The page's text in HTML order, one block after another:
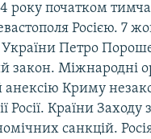
року початком
Росією. 7
Петро
закон. Міжнародні
анексію Криму
Росії. Країни
санкцій.